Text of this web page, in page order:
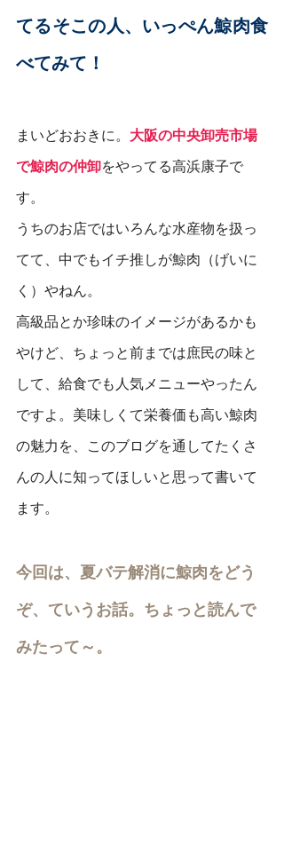
てるそこの人、いっぺん鯨肉食
べてみて！
まいどおおきに。 大阪の中央卸売市場
で鯨肉の仲卸をやってる高浜康子で
す。
うちのお店ではいろんな水産物を扱っ
てて、中でもイチ推しが鯨肉（げいに
く）やねん。
高級品とか珍味のイメージがあるかも
やけど、ちょっと前までは庶民の味と
して、給食でも人気メニューやったん
ですよ。美味しくて栄養価も高い鯨肉
の魅力を、このブログを通してたくさ
んの人に知ってほしいと思って書いて
ます。
今回は、夏バテ解消に鯨肉をどう
ぞ、ていうお話。ちょっと読んで
みたって～。